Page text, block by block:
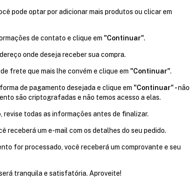
pode optar por adicionar mais produtos ou clicar em
de contato e clique em "Continuar".
onde deseja receber sua compra.
frete que mais lhe convém e clique em "Continuar".
de pagamento desejada e clique em "Continuar" -não
são criptografadas e não temos acesso a elas.
revise todas as informações antes de finalizar.
receberá um e-mail com os detalhes do seu pedido.
for processado, você receberá um comprovante e seu
tranquila e satisfatória. Aproveite!